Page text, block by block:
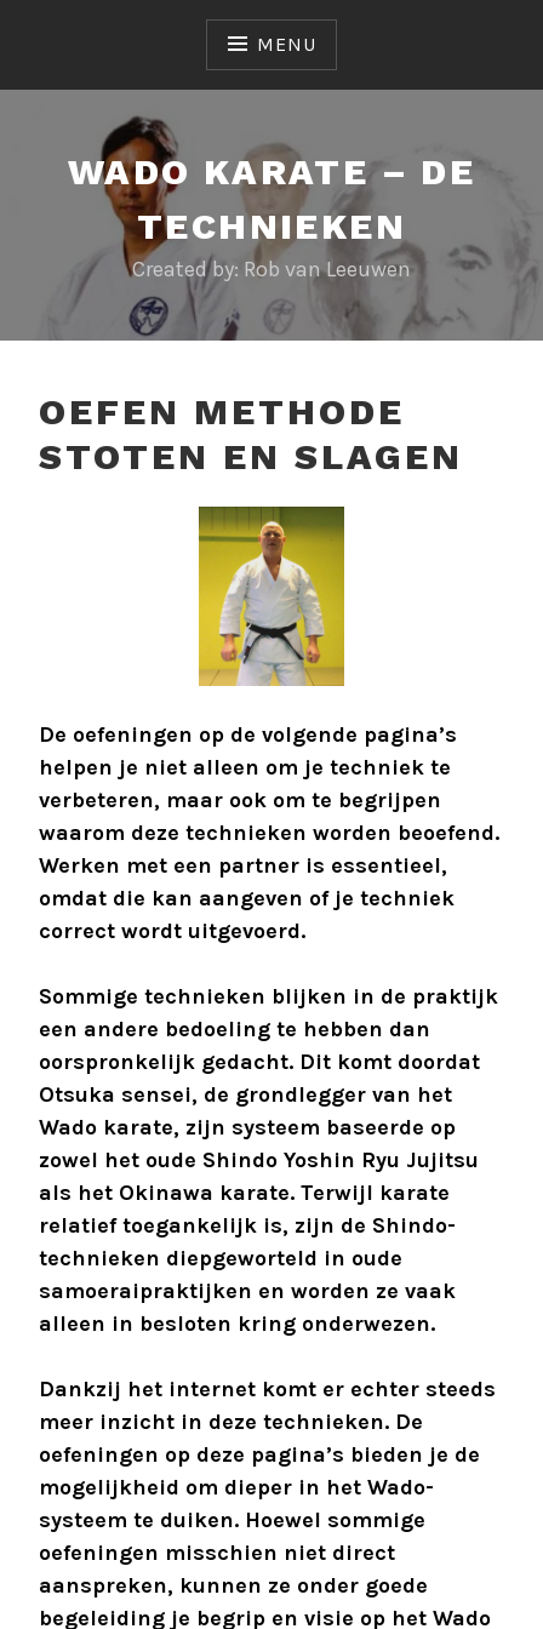
MENU
WADO KARATE – DE
TECHNIEKEN
Created by: Rob van Leeuwen
OEFEN METHODE
STOTEN EN SLAGEN
De oefeningen op de volgende pagina’s
helpen je niet alleen om je techniek te
verbeteren, maar ook om te begrijpen
waarom deze technieken worden beoefend.
Werken met een partner is essentieel,
omdat die kan aangeven of je techniek
correct wordt uitgevoerd.
Sommige technieken blijken in de praktijk
een andere bedoeling te hebben dan
oorspronkelijk gedacht. Dit komt doordat
Otsuka sensei, de grondlegger van het
Wado karate, zijn systeem baseerde op
zowel het oude Shindo Yoshin Ryu Jujitsu
als het Okinawa karate. Terwijl karate
relatief toegankelijk is, zijn de Shindo-
technieken diepgeworteld in oude
samoeraipraktijken en worden ze vaak
alleen in besloten kring onderwezen.
Dankzij het internet komt er echter steeds
meer inzicht in deze technieken. De
oefeningen op deze pagina’s bieden je de
mogelijkheid om dieper in het Wado-
systeem te duiken. Hoewel sommige
oefeningen misschien niet direct
aanspreken, kunnen ze onder goede
begeleiding je begrip en visie op het Wado